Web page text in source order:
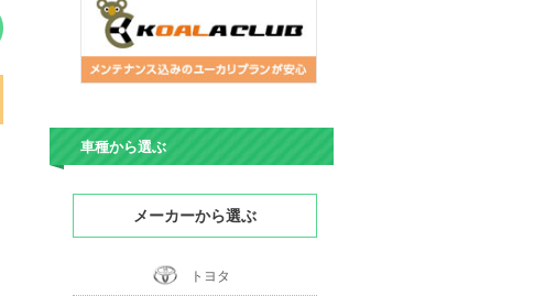
車種から選ぶ
メーカーから選ぶ
トヨタ